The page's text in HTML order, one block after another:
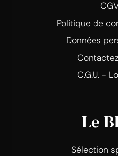
CGV
Politique de
Données
C.G.U. -
Le
Sélection